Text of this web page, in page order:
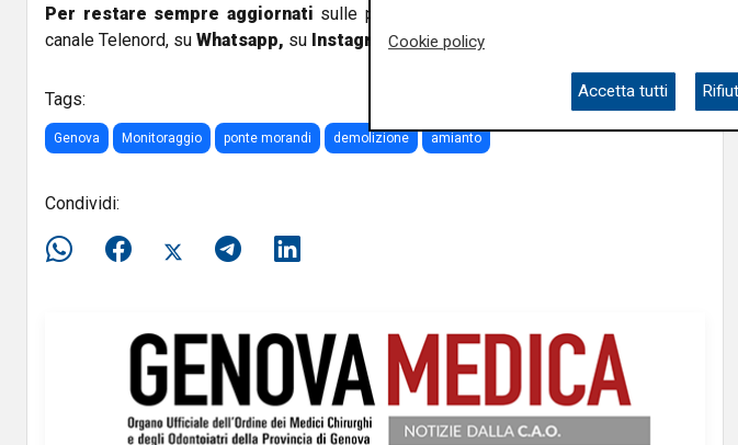
Per restare sempre aggiornati sulle principali notizie sulla Liguria seguiteci sul
canale Telenord, su Whatsapp, su Instagram,suYoutube
Tags:
Genova Monitoraggio ponte morandi demolizione amianto
Condividi:
Cookie policy
Accetta tutti